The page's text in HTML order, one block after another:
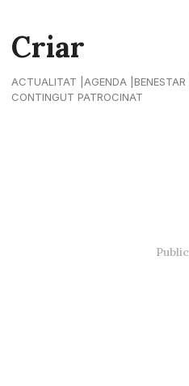
Criar
ACTUALITAT AGENDA BENESTAR
CONTINGUT PATROCINAT